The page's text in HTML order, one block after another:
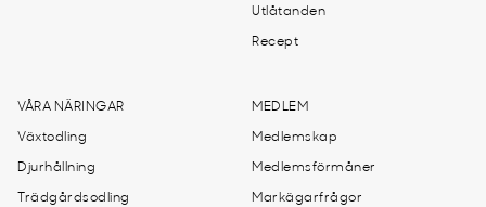
Utlåtanden
Recept
VÅRA NÄRINGAR
Växtodling
Djurhållning
Trädgårdsodling
MEDLEM
Medlemskap
Medlemsförmåner
Markägarfrågor